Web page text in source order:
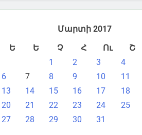
Մարտի 2017
Ե
Ե Չ Հ Ու Շ
1
2 3 4
6
7 8 9 10 11
13
14 15 16 17 18
20
21 22 23 24 25
27
28 29 30 31